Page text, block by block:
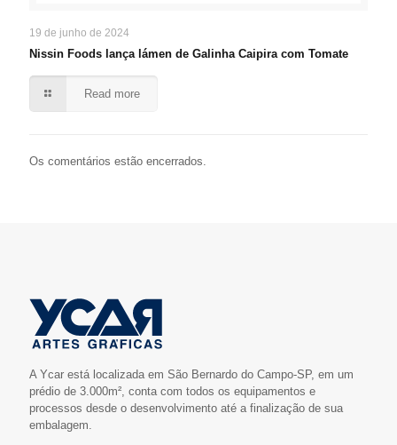
19 de junho de 2024
Nissin Foods lança lámen de Galinha Caipira com Tomate
Read more
Os comentários estão encerrados.
A Ycar está localizada em São Bernardo do Campo-SP, em um
prédio de 3.000m², conta com todos os equipamentos e
processos desde o desenvolvimento até a finalização de sua
embalagem.